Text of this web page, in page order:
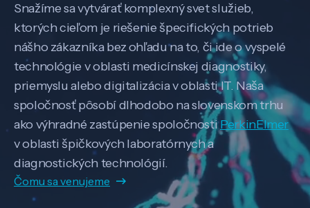
Snažíme sa vytvárať komplexný svet služieb,
ktorých cieľom je riešenie špecifických potrieb
nášho zákazníka bez ohľadu na to, či ide o vyspelé
technológie v oblasti medicínskej diagnostiky,
priemyslu alebo digitalizácia v oblasti IT. Naša
spoločnosť pôsobí dlhodobo na slovenskom trhu
ako výhradné zastúpenie spoločnostiPerkinElmer
v oblasti špičkových laboratórnych a
diagnostických technológií.
Čomu sa venujeme